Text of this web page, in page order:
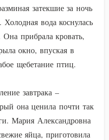
затекшие за ночь
вода коснулась
прибрала кровать,
окно, впуская в
щебетание птиц.
завтрака –
она ценила почти так
Мария Александровна
яйца, приготовила